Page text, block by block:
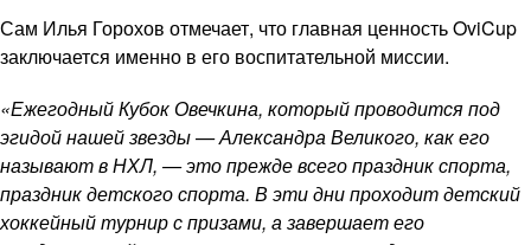
Сам Илья Горохов отмечает, что главная ценность OviCup
заключается именно в его воспитательной миссии.
«Ежегодный Кубок Овечкина, который проводится под
эгидой нашей звезды — Александра Великого, как его
называют в НХЛ, — это прежде всего праздник спорта,
праздник детского спорта. В эти дни проходит детский
хоккейный турнир с призами, а завершает его